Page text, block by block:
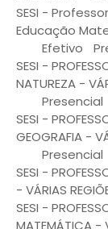
SESI -
Educação
Efetivo
SESI -
NATUREZA -
Presencial
SESI -
GEOGRAFIA -
Presencial
SESI -
- VÁRIAS
SESI -
MATEMÁTICA -